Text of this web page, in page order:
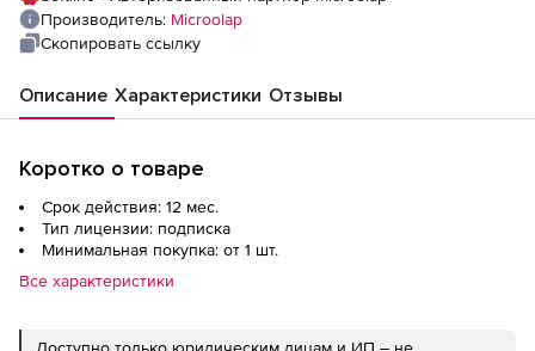
network users)
Производитель: Microolap
Скопировать ссылку
Описание Характеристики Отзывы
Коротко о товаре
Срок действия: 12 мес.
Тип лицензии: подписка
Минимальная покупка: от 1 шт.
Все характеристики